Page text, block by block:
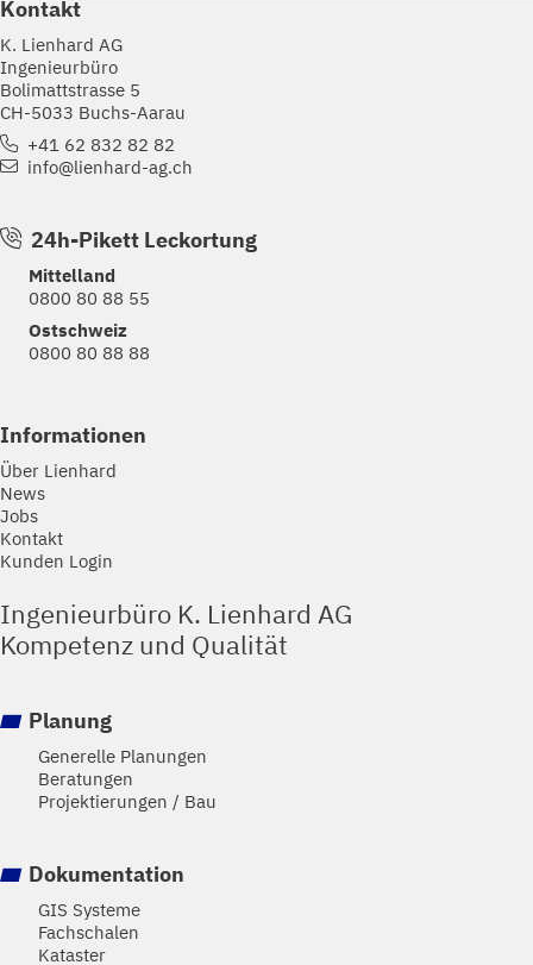
Kontakt
K. Lienhard AG
Ingenieurbüro
Bolimattstrasse 5
CH-5033 Buchs-Aarau
+41 62 832 82 82
info@lienhard-ag.ch
24h-Pikett Leckortung
Mittelland
0800 80 88 55
Ostschweiz
0800 80 88 88
Informationen
Über Lienhard
News
Jobs
Kontakt
Kunden Login
Ingenieurbüro K. Lienhard AG
Kompetenz und Qualität
Planung
Generelle Planungen
Beratungen
Projektierungen / Bau
Dokumentation
GIS Systeme
Fachschalen
Kataster